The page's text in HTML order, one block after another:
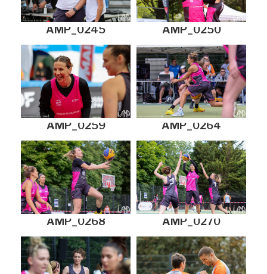
AMP_0245 AMP_0250
AMP_0259 AMP_0264
AMP_0268 AMP_0270